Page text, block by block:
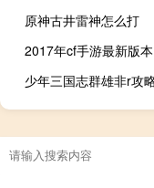
原神古井雷神怎么打
2017年cf手游最新版本
少年三国志群雄非r攻